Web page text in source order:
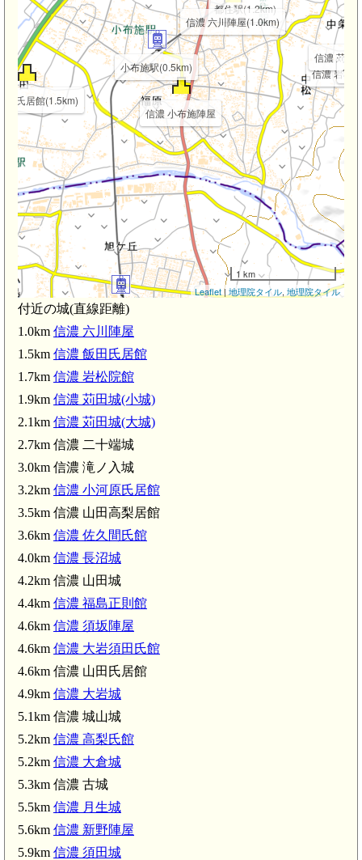
小布施駅(0.5km)
都住駅(1.2km)
北須坂駅(2.0km)
信濃 小布施陣屋
信濃 六川陣屋(1.0km)
田氏居館(1.5km)
信濃 岩松
信濃 苅田
信
信濃 小河原氏居館(3.2km)
信濃 須坂陣屋(4.6km)
信濃 須田城(5.9km)
1 km
Leaflet| 地理院タイル, 地理院タイル
付近の城(直線距離)
1.0km 信濃 六川陣屋
1.5km 信濃 飯田氏居館
1.7km 信濃 岩松院館
1.9km 信濃 苅田城(小城)
2.1km 信濃 苅田城(大城)
2.7km 信濃 二十端城
3.0km 信濃 滝ノ入城
3.2km 信濃 小河原氏居館
3.5km 信濃 山田高梨居館
3.6km 信濃 佐久間氏館
4.0km 信濃 長沼城
4.2km 信濃 山田城
4.4km 信濃 福島正則館
4.6km 信濃 須坂陣屋
4.6km 信濃 大岩須田氏館
4.6km 信濃 山田氏居館
4.9km 信濃 大岩城
5.1km 信濃 城山城
5.2km 信濃 高梨氏館
5.2km 信濃 大倉城
5.3km 信濃 古城
5.5km 信濃 月生城
5.6km 信濃 新野陣屋
5.9km 信濃 須田城